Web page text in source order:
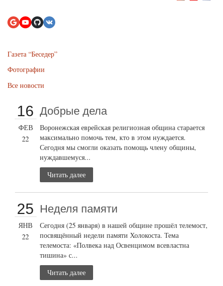
Газета “Беседер”
Фотографии
Все новости
16
ФЕВ
22
Добрые дела
Воронежская еврейская религиозная община старается
максимально помочь тем, кто в этом нуждается.
Сегодня мы смогли оказать помощь члену общины,
нуждавшемуся...
Читать далее
25
ЯНВ
22
Неделя памяти
Сегодня (25 января) в нашей общине прошёл телемост,
посвящённый недели памяти Холокоста. Тема
телемоста: «Полвека над Освенцимом всевластна
тишина» с...
Читать далее